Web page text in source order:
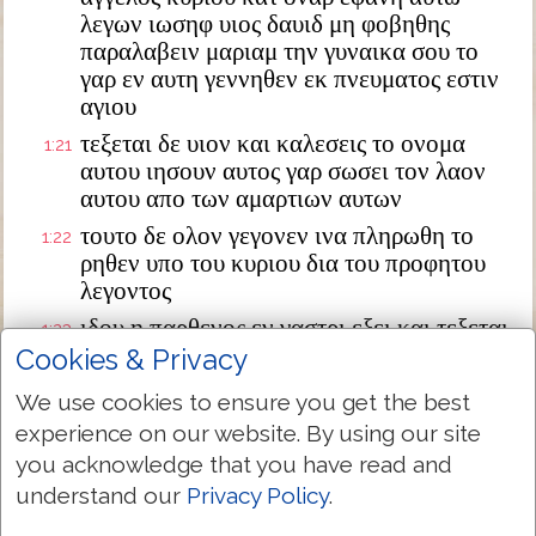
λεγων ιωσηφ υιος δαυιδ μη φοβηθης
παραλαβειν μαριαμ την γυναικα σου το
γαρ εν αυτη γεννηθεν εκ πνευματος εστιν
αγιου
1:21 τεξεται δε υιον και καλεσεις το ονομα
αυτου ιησουν αυτος γαρ σωσει τον λαον
αυτου απο των αμαρτιων αυτων
1:22 τουτο δε ολον γεγονεν ινα πληρωθη το
ρηθεν υπο του κυριου δια του προφητου
λεγοντος
1:23 ιδου η παρθενος εν γαστρι εξει και τεξεται
υιον και καλεσουσιν το ονομα αυτου
εμμανουηλ ο εστιν μεθερμηνευομενον μεθ
ημων ο θεος
1:24 διεγερθεις δε ο ιωσηφ απο του υπνου
εποιησεν ως προσεταξεν αυτω ο αγγελος
κυριου και παρελαβεν την γυναικα αυτου
Cookies & Privacy
We use cookies to ensure you get the best
experience on our website. By using our site
you acknowledge that you have read and
understand our Privacy Policy.